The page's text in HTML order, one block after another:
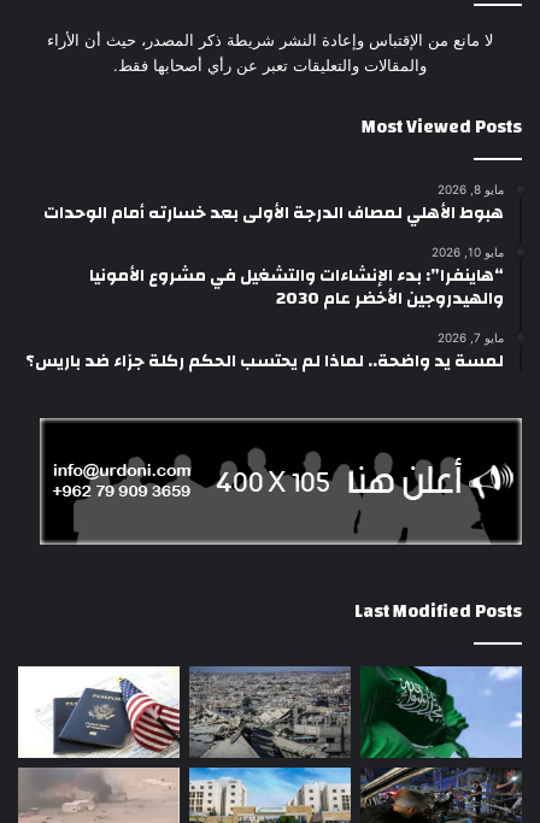
لا مانع من الإقتباس وإعادة النشر شريطة ذكر المصدر، حيث أن الأراء
والمقالات والتعليقات تعبر عن رأي أصحابها فقط.
Most Viewed Posts
مايو 8, 2026
هبوط الأهلي لمصاف الدرجة الأولى بعد خسارته أمام الوحدات
مايو 10, 2026
“هاينفرا”: بدء الإنشاءات والتشغيل في مشروع الأمونيا
والهيدروجين الأخضر عام 2030
مايو 7, 2026
لمسة يد واضحة.. لماذا لم يحتسب الحكم ركلة جزاء ضد باريس؟
Last Modified Posts